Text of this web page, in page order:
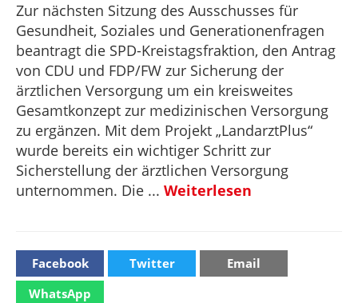
Zur nächsten Sitzung des Ausschusses für
Gesundheit, Soziales und Generationenfragen
beantragt die SPD-Kreistagsfraktion, den Antrag
von CDU und FDP/FW zur Sicherung der
ärztlichen Versorgung um ein kreisweites
Gesamtkonzept zur medizinischen Versorgung
zu ergänzen. Mit dem Projekt „LandarztPlus“
wurde bereits ein wichtiger Schritt zur
Sicherstellung der ärztlichen Versorgung
unternommen. Die ... Weiterlesen
Facebook Twitter
Email
WhatsApp